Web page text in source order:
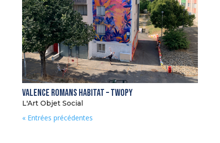
Valence Romans Habitat – Twopy
L'Art Objet Social
« Entrées précédentes